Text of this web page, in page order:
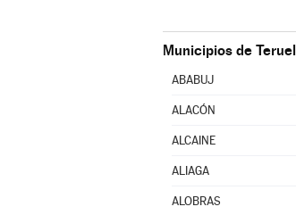
Municipios de Teruel
ABABUJ
ALACÓN
ALCAINE
ALIAGA
ALOBRAS